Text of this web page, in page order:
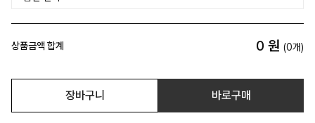
상품금액 합계 0 원 (0개)
장바구니 바로구매